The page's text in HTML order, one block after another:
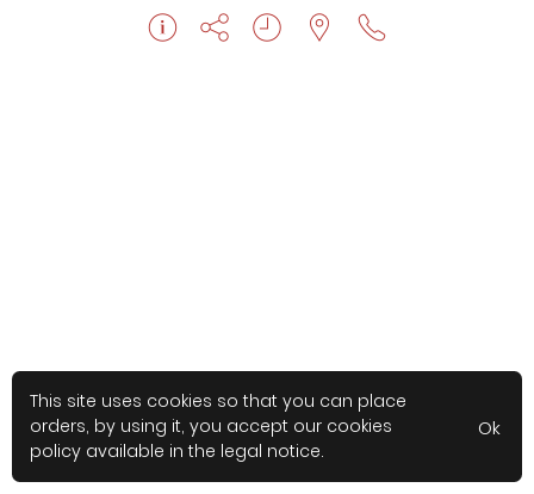
This site uses cookies so that you can place
orders, by using it, you accept our cookies
policy available in the legal notice.
Ok